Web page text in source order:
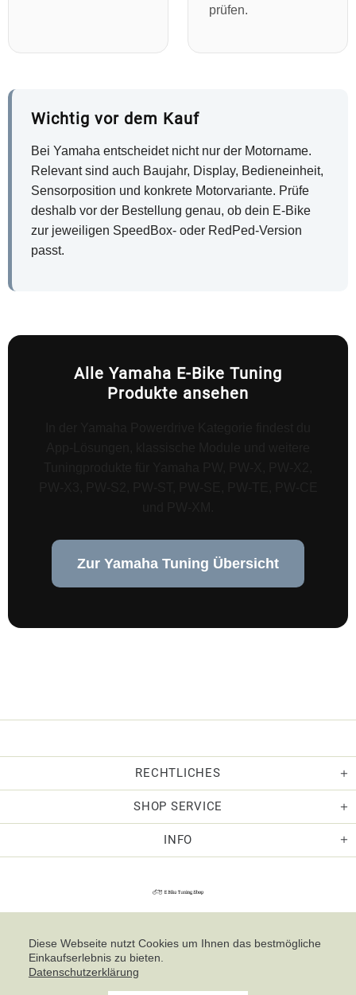
prüfen.
Wichtig vor dem Kauf
Bei Yamaha entscheidet nicht nur der Motorname.
Relevant sind auch Baujahr, Display, Bedieneinheit,
Sensorposition und konkrete Motorvariante. Prüfe
deshalb vor der Bestellung genau, ob dein E-Bike
zur jeweiligen SpeedBox- oder RedPed-Version
passt.
Alle Yamaha E-Bike Tuning
Produkte ansehen
Zur Yamaha Tuning Übersicht
RECHTLICHES
SHOP SERVICE
INFO
Diese Webseite nutzt Cookies um Ihnen das bestmögliche
Einkaufserlebnis zu bieten.
Datenschutzerklärung